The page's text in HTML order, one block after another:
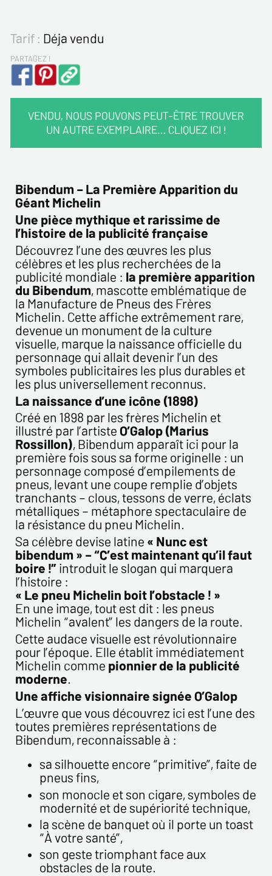
Tarif : Déja vendu
PARTAGEZ !
VENDU, NOUS POUVONS PEUT-ÊTRE TROUVER
UN AUTRE EXEMPLAIRE… CLIQUEZ ICI !
Nom*
Prénom*
Email*
Confirmez votre Email*
Tél.
Remarques
Politique de confidentialité :
Les informations recueillies sur ce formulaire sont
enregistrées dans un fichier informatisé par ESTAMPE
MODERNE & SPORTIVE pour la gestion des achats et la gestion
de notre clientèle. Elles sont conservées pendant 3 ans et sont
destinées au service commercial. Conformément à la loi «
informatique et libertés », vous pouvez exercer votre droit
d'accès aux données vous concernant et les faire rectifier en
nous contactant. Nous vous informons de l’existence de la
liste d'opposition au démarchage téléphonique « Bloctel »,
sur laquelle vous pouvez vous inscrire ici :
https://conso.bloctel.fr/
En cochant cette case, j'accepte que les
informations saisies dans ce formulaire soient
utilisées pour me contacter dans le cadre de cet
échange commercial.
En cochant cette case, j'accepte de recevoir des
Lettres d'information de votre part concernant
votre activités.
* champs obligatoires
Envoyer
Bibendum – La Première Apparition du
Géant Michelin
Une pièce mythique et rarissime de
l’histoire de la publicité française
Découvrez l’une des œuvres les plus
célèbres et les plus recherchées de la
publicité mondiale : la première apparition
du Bibendum, mascotte emblématique de
la Manufacture de Pneus des Frères
Michelin. Cette affiche extrêmement rare,
devenue un monument de la culture
visuelle, marque la naissance officielle du
personnage qui allait devenir l’un des
symboles publicitaires les plus durables et
les plus universellement reconnus.
La naissance d’une icône (1898)
Créé en 1898 par les frères Michelin et
illustré par l’artisteO’Galop (Marius
Rossillon), Bibendum apparaît ici pour la
première fois sous sa forme originelle : un
personnage composé d’empilements de
pneus, levant une coupe remplie d’objets
tranchants – clous, tessons de verre, éclats
métalliques – métaphore spectaculaire de
la résistance du pneu Michelin.
Sa célèbre devise latine « Nunc est
bibendum » – “C’est maintenant qu’il faut
boire !” introduit le slogan qui marquera
l’histoire :
« Le pneu Michelin boit l’obstacle ! »
En une image, tout est dit : les pneus
Michelin “avalent” les dangers de la route.
Cette audace visuelle est révolutionnaire
pour l’époque. Elle établit immédiatement
Michelin comme pionnier de la publicité
moderne.
Une affiche visionnaire signée O’Galop
L’œuvre que vous découvrez ici est l’une des
toutes premières représentations de
Bibendum, reconnaissable à :
sa silhouette encore “primitive”, faite de
pneus fins,
son monocle et son cigare, symboles de
modernité et de supériorité technique,
la scène de banquet où il porte un toast
“À votre santé”,
son geste triomphant face aux
obstacles de la route.